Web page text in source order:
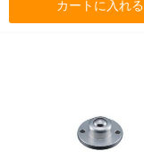
カートに入れる